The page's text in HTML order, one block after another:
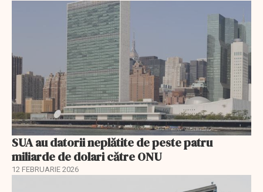
SUA au datorii neplătite de peste patru
miliarde de dolari către ONU
12 FEBRUARIE 2026